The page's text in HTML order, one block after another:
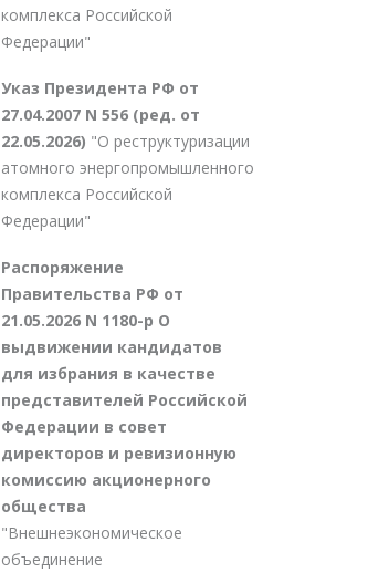
комплекса Российской
Федерации"
Указ Президента РФ от
27.04.2007 N 556 (ред. от
22.05.2026) "О реструктуризации
атомного энергопромышленного
комплекса Российской
Федерации"
Распоряжение
Правительства РФ от
21.05.2026 N 1180-р О
выдвижении кандидатов
для избрания в качестве
представителей Российской
Федерации в совет
директоров и ревизионную
комиссию акционерного
общества
"Внешнеэкономическое
объединение